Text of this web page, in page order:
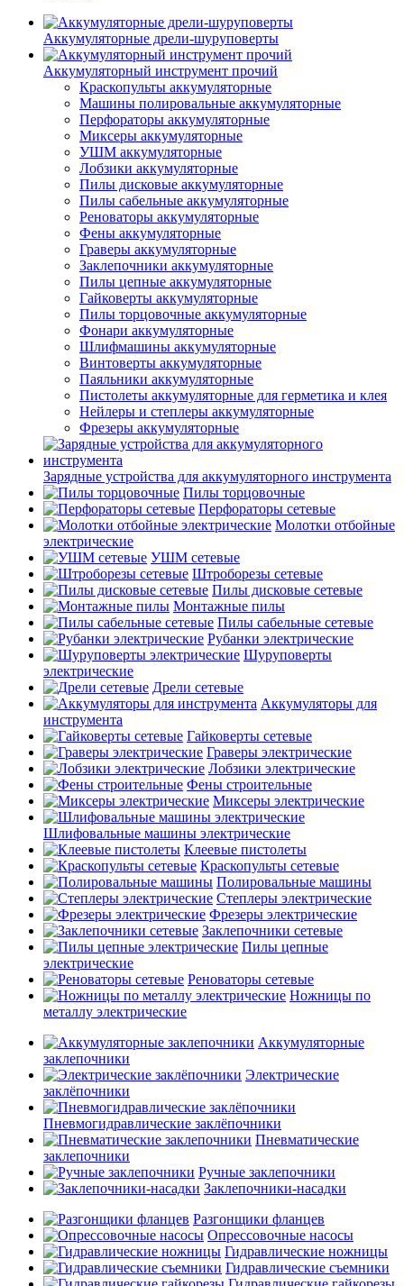
Аккумуляторные дрели-шуруповерты
Аккумуляторный инструмент прочий
Краскопульты аккумуляторные
Машины полировальные аккумуляторные
Перфораторы аккумуляторные
Миксеры аккумуляторные
УШМ аккумуляторные
Лобзики аккумуляторные
Пилы дисковые аккумуляторные
Пилы сабельные аккумуляторные
Реноваторы аккумуляторные
Фены аккумуляторные
Граверы аккумуляторные
Заклепочники аккумуляторные
Пилы цепные аккумуляторные
Гайковерты аккумуляторные
Пилы торцовочные аккумуляторные
Фонари аккумуляторные
Шлифмашины аккумуляторные
Винтоверты аккумуляторные
Паяльники аккумуляторные
Пистолеты аккумуляторные для герметика и клея
Нейлеры и степлеры аккумуляторные
Фрезеры аккумуляторные
Зарядные устройства для аккумуляторного инструмента
Пилы торцовочные
Перфораторы сетевые
Молотки отбойные
электрические
УШМ сетевые
Штроборезы сетевые
Пилы дисковые сетевые
Монтажные пилы
Пилы сабельные сетевые
Рубанки электрические
Шуруповерты
электрические
Дрели сетевые
Аккумуляторы для
инструмента
Гайковерты сетевые
Граверы электрические
Лобзики электрические
Фены строительные
Миксеры электрические
Шлифовальные машины электрические
Клеевые пистолеты
Краскопульты сетевые
Полировальные машины
Степлеры электрические
Фрезеры электрические
Заклепочники сетевые
Пилы цепные
электрические
Реноваторы сетевые
Ножницы по
металлу электрические
Аккумуляторные
заклепочники
Электрические
заклёпочники
Пневмогидравлические заклёпочники
Пневматические
заклепочники
Ручные заклепочники
Заклепочники-насадки
Разгонщики фланцев
Опрессовочные насосы
Гидравлические ножницы
Гидравлические съемники